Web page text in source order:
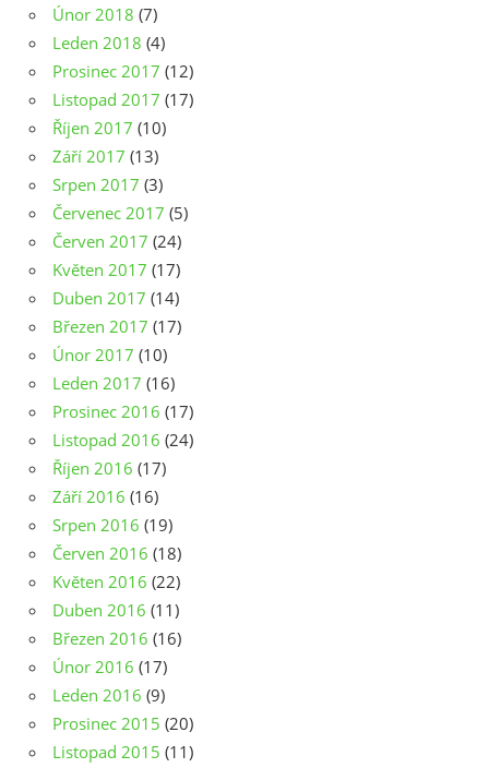
Únor 2018 (7)
Leden 2018 (4)
Prosinec 2017 (12)
Listopad 2017 (17)
Říjen 2017 (10)
Září 2017 (13)
Srpen 2017 (3)
Červenec 2017 (5)
Červen 2017 (24)
Květen 2017 (17)
Duben 2017 (14)
Březen 2017 (17)
Únor 2017 (10)
Leden 2017 (16)
Prosinec 2016 (17)
Listopad 2016 (24)
Říjen 2016 (17)
Září 2016 (16)
Srpen 2016 (19)
Červen 2016 (18)
Květen 2016 (22)
Duben 2016 (11)
Březen 2016 (16)
Únor 2016 (17)
Leden 2016 (9)
Prosinec 2015 (20)
Listopad 2015 (11)